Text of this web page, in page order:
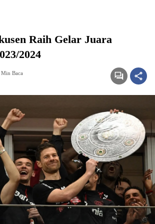
Raih Gelar Juara
2024
Min Baca